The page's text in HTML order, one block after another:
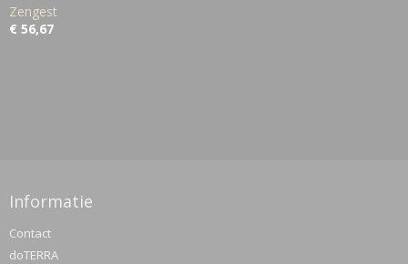
Zengest
€ 56,67
Informatie
Contact
doTERRA